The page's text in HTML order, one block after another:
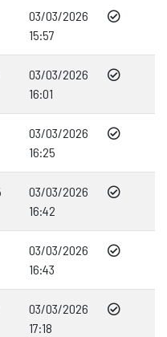
03/03/2026
15:57
03/03/2026
16:01
03/03/2026
16:25
03/03/2026
16:42
03/03/2026
16:43
03/03/2026
17:18